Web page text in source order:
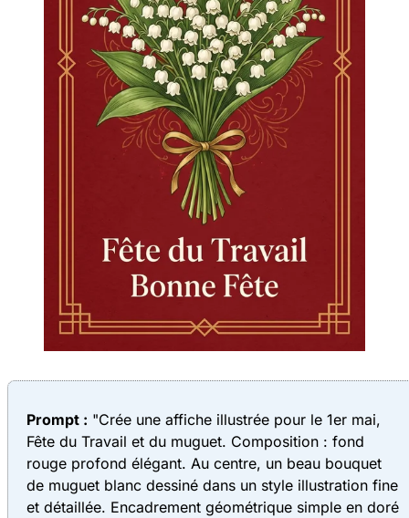
Prompt : "Crée une affiche illustrée pour le 1er mai,
Fête du Travail et du muguet. Composition : fond
rouge profond élégant. Au centre, un beau bouquet
de muguet blanc dessiné dans un style illustration fine
et détaillée. Encadrement géométrique simple en doré